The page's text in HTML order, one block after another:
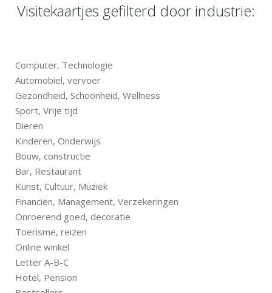
Visitekaartjes gefilterd door industrie:
Computer, Technologie
Automobiel, vervoer
Gezondheid, Schoonheid, Wellness
Sport, Vrije tijd
Dieren
Kinderen, Onderwijs
Bouw, constructie
Bar, Restaurant
Kunst, Cultuur, Muziek
Financiën, Management, Verzekeringen
Onroerend goed, decoratie
Toerisme, reizen
Online winkel
Letter A-B-C
Hotel, Pension